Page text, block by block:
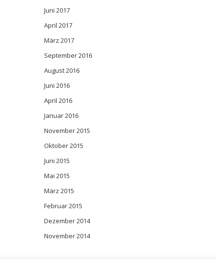
Juni 2017
April 2017
März 2017
September 2016
August 2016
Juni 2016
April 2016
Januar 2016
November 2015
Oktober 2015
Juni 2015
Mai 2015
März 2015
Februar 2015
Dezember 2014
November 2014